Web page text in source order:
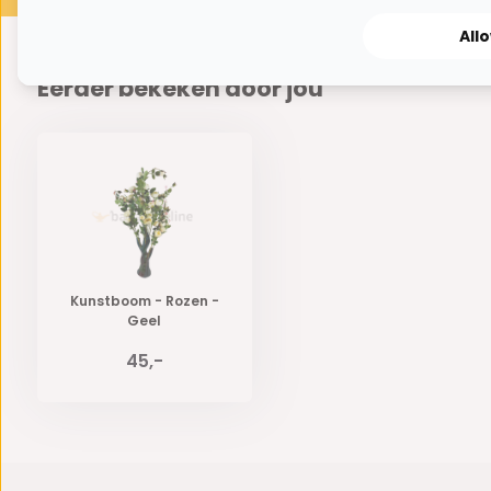
Eerder bekeken door jou
Kunstboom - Rozen -
Geel
45,-